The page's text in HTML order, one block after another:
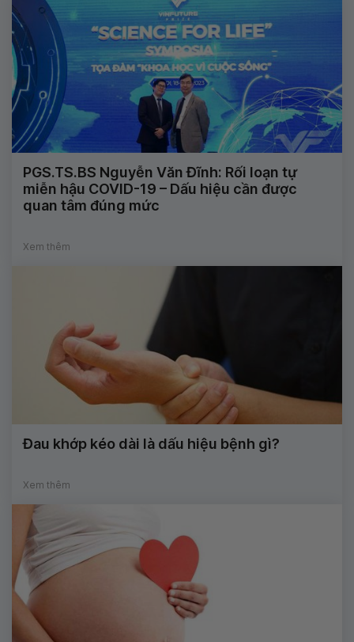
PGS.TS.BS Nguyễn Văn Đĩnh: Rối loạn tự
miễn hậu COVID-19 – Dấu hiệu cần được
quan tâm đúng mức
Xem thêm
Đau khớp kéo dài là dấu hiệu bệnh gì?
Xem thêm